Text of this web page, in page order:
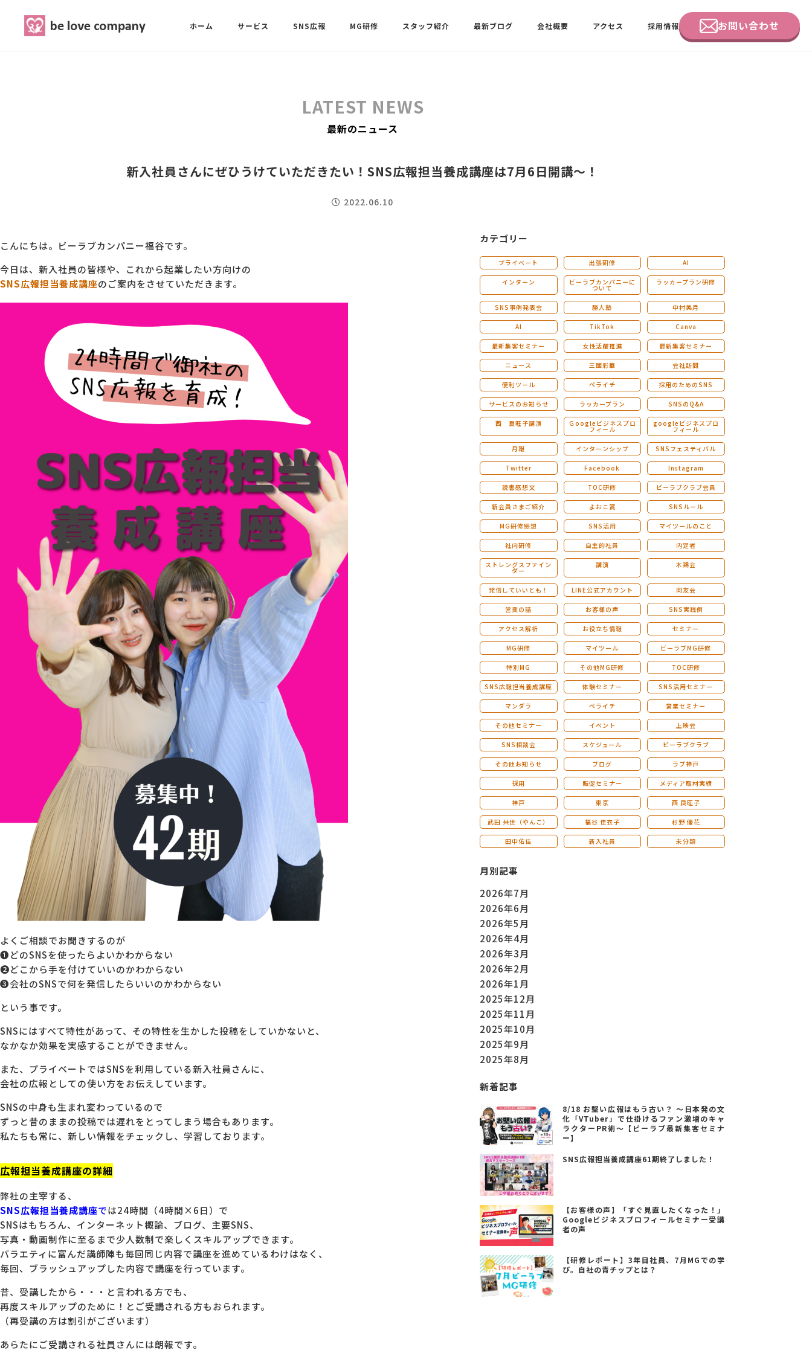
ホーム サービス
ストレングスファインダー研修
SNS広報 MG研修 スタッフ紹介 最新ブログ 会社概要 アクセス 採用情報 お問い合わせ
最新ブログ
会社概要
アクセス
採用情報
LATEST NEWS
最新のニュース
新入社員さんにぜひうけていただきたい！SNS広報担当養成講座は7月6日開講～！
2022.06.10
こんにちは。ビーラブカンパニー福谷です。
今日は、新入社員の皆様や、これから起業したい方向けの
SNS広報担当養成講座のご案内をさせていただきます。
よくご相談でお聞きするのが
❶どのSNSを使ったらよいかわからない
❷どこから手を付けていいのかわからない
❸会社のSNSで何を発信したらいいのかわからない
という事です。
SNSにはすべて特性があって、その特性を生かした投稿をしていかないと、
なかなか効果を実感することができません。
また、プライベートではSNSを利用している新入社員さんに、
会社の広報としての使い方をお伝えしています。
SNSの中身も生まれ変わっているので
ずっと昔のままの投稿では遅れをとってしまう場合もあります。
私たちも常に、新しい情報をチェックし、学習しております。
広報担当養成講座の詳細
弊社の主宰する、
SNS広報担当養成講座では24時間（4時間×6日）で
SNSはもちろん、インターネット概論、ブログ、主要SNS、
写真・動画制作に至るまで少人数制で楽しくスキルアップできます。
バラエティに富んだ講師陣も毎回同じ内容で講座を進めているわけはなく、
毎回、ブラッシュアップした内容で講座を行っています。
昔、受講したから・・・と言われる方でも、
再度スキルアップのために！とご受講される方もおられます。
（再受講の方は割引がございます）
あらたにご受講される社員さんには朗報です。
カテゴリー
プライベート 出張研修 AI
インターン ビーラブカンパニーに
ついて
ラッカープラン研修
SNS事例発表会 勝人塾 中村美月
AI TikTok Canva
最新集客セミナー 女性活躍推進 最新集客セミナー
ニュース 三國彩華 会社訪問
便利ツール ペライチ 採用のためのSNS
サービスのお知らせ ラッカープラン SNSのQ&A
西 良旺子講演 Ｇoogleビジネスプロ
フィール
googleビジネスプロ
フィール
月報 インターンシップ SNSフェスティバル
Twitter Facebook Instagram
読書感想文 TOC研修 ビーラブクラブ会員
新会員さまご紹介 よおこ賞 SNSルール
MG研修感想 SNS活用 マイツールのこと
社内研修 自主的社員 内定者
ストレングスファイン
ダー
講演 木鶏会
発信していいとも！ LINE公式アカウント 同友会
営業の話 お客様の声 SNS実践例
アクセス解析 お役立ち情報 セミナー
MG研修 マイツール ビーラブMG研修
特別MG その他MG研修 TOC研修
SNS広報担当養成講座 体験セミナー SNS活用セミナー
マンダラ ペライチ 営業セミナー
その他セミナー イベント 上映会
SNS相談会 スケジュール ビーラブクラブ
その他お知らせ ブログ ラブ神戸
採用 販促セミナー メディア取材実績
神戸 東京 西 良旺子
武田 共世（やんこ） 福谷 佳衣子 杉野 優花
田中佑佳 新入社員 未分類
月別記事
2026年7月
2026年6月
2026年5月
2026年4月
2026年3月
2026年2月
2026年1月
2025年12月
2025年11月
2025年10月
2025年9月
2025年8月
新着記事
8/18 お堅い広報はもう古い？ ～日本発の文
化「VTuber」で仕掛けるファン激増のキャ
ラクターPR術～【ビーラブ最新集客セミナ
ー】
SNS広報担当養成講座61期終了しました！
【お客様の声】「すぐ見直したくなった！」
Googleビジネスプロフィールセミナー受講
者の声
【研修レポート】3年目社員、7月MGでの学
び。自社の青チップとは？